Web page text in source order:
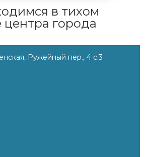
в тихом
центра города
Ружейный пер., 4 с.3